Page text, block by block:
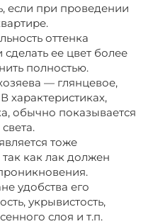
если при проведении
оттенка
ее цвет более
полностью.
— глянцевое,
характеристиках,
обычно показывается
тоже
как лак должен
удобства его
укрывистость,
слоя и т.п.